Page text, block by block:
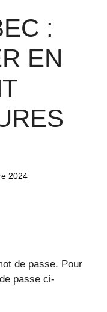
:
EN
2024
de passe. Pour
passe ci-